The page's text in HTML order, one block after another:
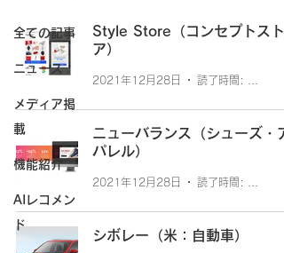
全ての記事
ニュース
メディア掲
載
機能紹介
AIレコメン
ド
Style Store（コンセプトスト
ア）
2021年12月28日
ニューバランス（シューズ・ア
パレル）
2021年12月28日
シボレー（米：自動車）